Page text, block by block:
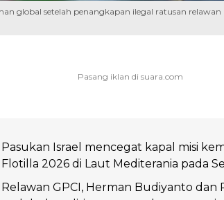
global setelah penangkapan ilegal ratusan
Pasukan Israel mencegat kapal misi
Flotilla 2026 di Laut Mediterania pada
Relawan GPCI, Herman Budiyanto dan